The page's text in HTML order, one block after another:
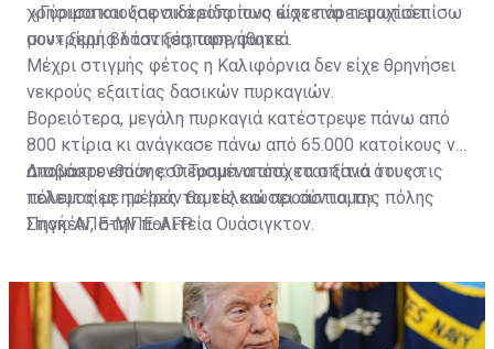
χρησιμοποιούσε σιδεροπρίονο ώστε να τεμαχίσει
συντρίμμια όταν ξέσπασε φωτιά.
«Γύρισα και ξαφνικά είδα πως είχε πάρει φωτιά πίσω
μου» ξερή βλάστηση, αφηγήθηκε.
Μέχρι στιγμής φέτος η Καλιφόρνια δεν είχε θρηνήσει
νεκρούς εξαιτίας δασικών πυρκαγιών.
Βορειότερα, μεγάλη πυρκαγιά κατέστρεψε πάνω από
800 κτίρια κι ανάγκασε πάνω από 65.000 κατοίκους να
απομακρυνθούν εσπευσμένα από τα σπίτια τους τις
τελευταίες ημέρες τομείς και προάστια της πόλης
Σποκέιν, στην πολιτεία Ουάσιγκτον.
Διαβάστε επίσης:Ο Τραμπ υπόσχεται ξανά ότι «ο
πόλεμος με το Ιράν θα τελειώσει σύντομα»
Πηγή: ΑΠΕ-ΜΠΕ-AFP